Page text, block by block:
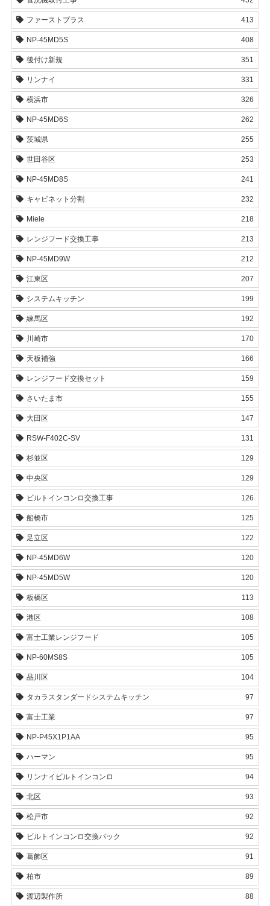
ファーストプラス 413
NP-45MD5S 408
後付け新規 351
リンナイ 331
横浜市 326
NP-45MD6S 262
茨城県 255
世田谷区 253
NP-45MD8S 241
キャビネット分割 232
Miele 218
レンジフード交換工事 213
NP-45MD9W 212
江東区 207
システムキッチン 199
練馬区 192
川崎市 170
天板補強 166
レンジフード交換セット 159
さいたま市 155
大田区 147
RSW-F402C-SV 131
杉並区 129
中央区 129
ビルトインコンロ交換工事 126
船橋市 125
足立区 122
NP-45MD6W 120
NP-45MD5W 120
板橋区 113
港区 108
富士工業レンジフード 105
NP-60MS8S 105
品川区 104
タカラスタンダードシステムキッチン 97
富士工業 97
NP-P45X1P1AA 95
ハーマン 95
リンナイビルトインコンロ 94
北区 93
松戸市 92
ビルトインコンロ交換パック 92
葛飾区 91
柏市 89
渡辺製作所 88